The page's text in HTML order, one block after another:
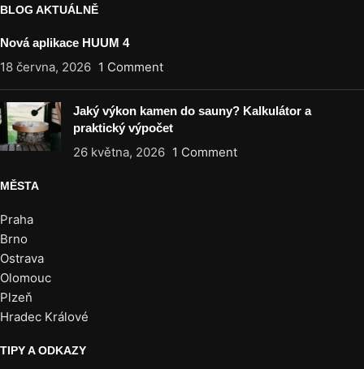
BLOG AKTUÁLNĚ
Nová aplikace HUUM 4
18 června, 2026 1 Comment
Jaký výkon kamen do sauny? Kalkulátor a
praktický výpočet
26 května, 2026 1 Comment
MĚSTA
Praha
Brno
Ostrava
Olomouc
Plzeň
Hradec Králové
TIPY A ODKAZY